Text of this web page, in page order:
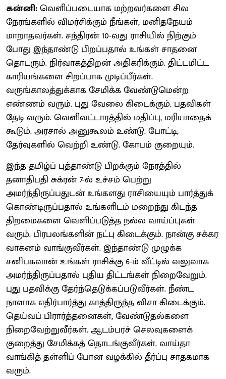
கன்னி:வெளிப்படையாக மற்றவர்களை சில
நேரங்களில் விமர்சிக்கும் நீங்கள், மனிதநேயம்
மாறாதவர்கள். சந்திரன் 10-வது ராசியில் நிற்கும்
போது இந்தாண்டு பிறப்பதால் உங்கள் சாதனை
தொடரும். நிர்வாகத்திறன் அதிகரிக்கும். திட்டமிட்ட
காரியங்களை சிறப்பாக முடிப்பீர்கள்.
வருங்காலத்துக்காக சேமிக்க வேண்டுமென்ற
எண்ணம் வரும். புது வேலை கிடைக்கும். பதவிகள்
தேடி வரும். வெளிவட்டாரத்தில் மதிப்பு, மரியாதைக்
கூடும். அரசால் அனுகூலம் உண்டு. போட்டி,
தேர்வுகளில் வெற்றி உண்டு. கோபம் குறையும்.
இந்த தமிழ்ப் புத்தாண்டு பிறக்கும் நேரத்தில்
தனாதிபதி சுக்ரன் 7-ல் உச்சம் பெற்று
அமர்ந்திருப்பதுடன் உங்களது ராசியையும் பார்த்துக்
கொண்டிருப்பதால் உங்களிடம் மறைந்து கிடந்த
திறமைகளை வெளிப்படுத்த நல்ல வாய்ப்புகள்
வரும். பிரபலங்களின் நட்பு கிடைக்கும். நான்கு சக்கர
வாகனம் வாங்குவீர்கள். இந்தாண்டு முழுக்க
சனிபகவான் உங்கள் ராசிக்கு 6-ம் வீட்டில் வலுவாக
அமர்ந்திருப்பதால் புதிய திட்டங்கள் நிறைவேறும்.
புது பதவிக்கு தேர்ந்தெடுக்கப்படுவீர்கள். நீண்ட
நாளாக எதிர்பார்த்து காத்திருந்த விசா கிடைக்கும்.
தெய்வப் பிரார்த்தனைகள், வேண்டுதல்களை
நிறைவேற்றுவீர்கள். ஆடம்பரச் செலவுகளைக்
குறைத்து சேமிக்கத் தொடங்குவீர்கள். வாய்தா
வாங்கித் தள்ளிப் போன வழக்கில் தீர்ப்பு சாதகமாக
வரும்.